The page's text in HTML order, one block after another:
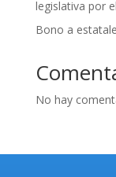
legislativa por
Bono a
No hay